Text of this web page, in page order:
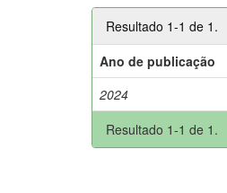
Resultado 1-1 de 1.
Ano de publicação
2024
Resultado 1-1 de 1.